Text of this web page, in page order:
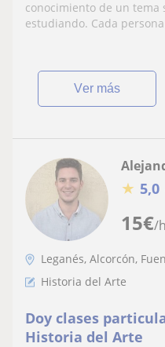
conocimiento de un
estudiando. Cada
ver más
15€/h
★ 5,0
Leganés, Alcorcón,
Historia del Arte
Doy clases
Historia del Arte